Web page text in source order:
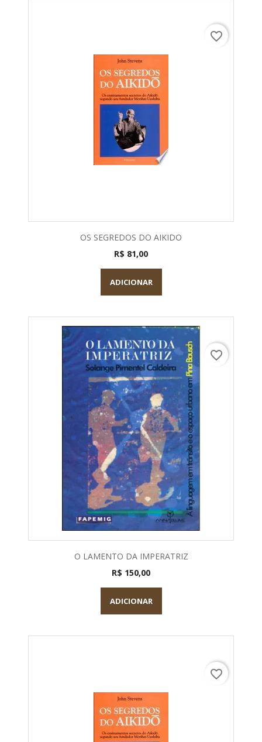
OS SEGREDOS DO AIKIDO
R$ 81,00
ADICIONAR
favorite_border
O LAMENTO DA IMPERATRIZ
R$ 150,00
ADICIONAR
favorite_border
favorite_border